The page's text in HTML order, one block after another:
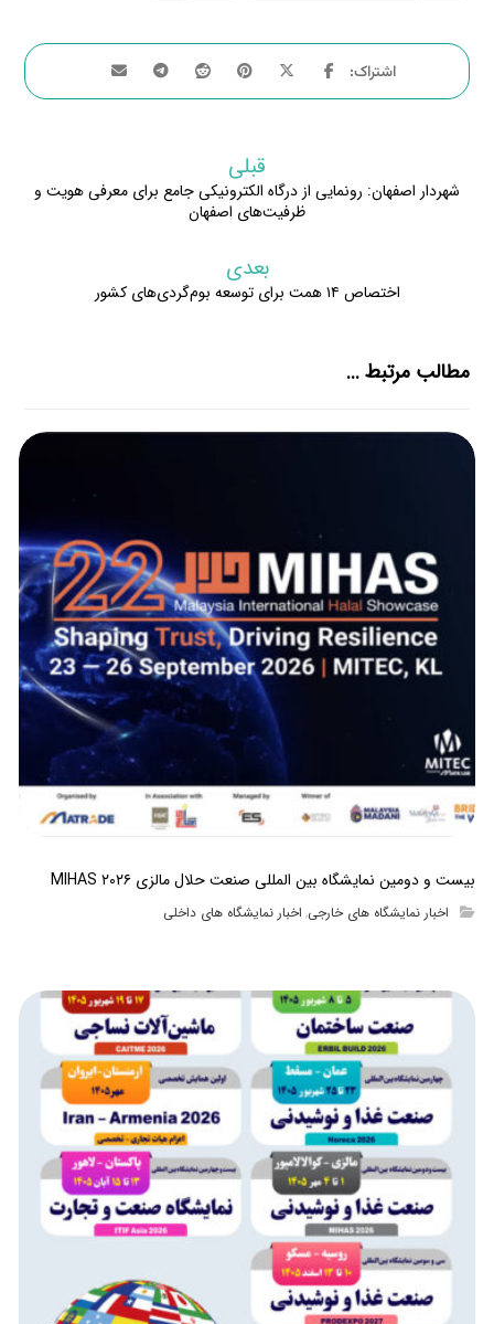
قبلی
شهردار اصفهان: رونمایی از درگاه الکترونیکی جامع برای معرفی هویت و
ظرفیت‌های اصفهان
بعدی
اختصاص ۱۴ همت برای توسعه بوم‌گردی‌های کشور
مطالب مرتبط ...
بیست و دومین نمایشگاه بین المللی صنعت حلال مالزی MIHAS ۲۰۲۶
اخبار نمایشگاه های خارجی, اخبار نمایشگاه های داخلی